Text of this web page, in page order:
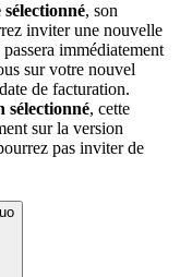
, son
inviter une nouvelle
immédiatement
sur votre nouvel
de facturation.
sélectionné, cette
sur la version
pas inviter de